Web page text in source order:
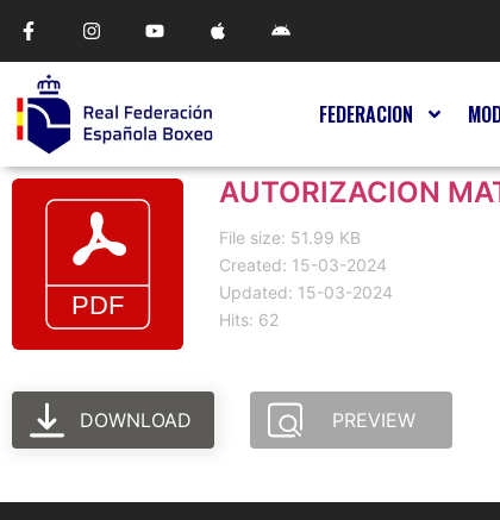
FEDERACION
AUTORIZACION
File size: 51.99 KB
Created: 15-03-2024
Updated: 15-03-2024
Hits: 62
DOWNLOAD PREVIEW